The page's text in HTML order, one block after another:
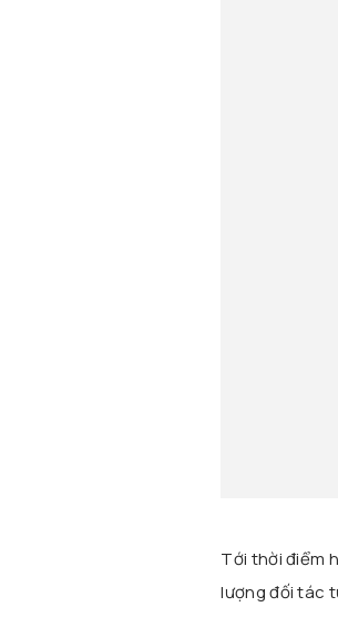
Tới thời điểm
lượng đối tác